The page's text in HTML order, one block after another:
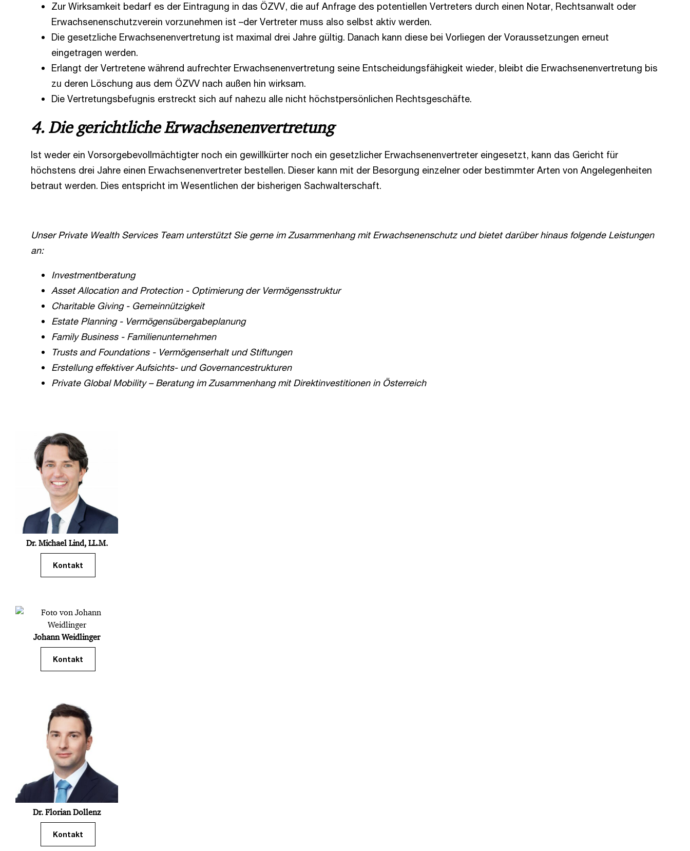
Zur Wirksamkeit bedarf es der Eintragung in das ÖZVV, die auf Anfrage des potentiellen Vertreters durch einen Notar, Rechtsanwalt oder
Erwachsenenschutzverein vorzunehmen ist –der Vertreter muss also selbst aktiv werden.
Die gesetzliche Erwachsenenvertretung ist maximal drei Jahre gültig. Danach kann diese bei Vorliegen der Voraussetzungen erneut
eingetragen werden.
Erlangt der Vertretene während aufrechter Erwachsenenvertretung seine Entscheidungsfähigkeit wieder, bleibt die Erwachsenenvertretung bis
zu deren Löschung aus dem ÖZVV nach außen hin wirksam.
Die Vertretungsbefugnis erstreckt sich auf nahezu alle nicht höchstpersönlichen Rechtsgeschäfte.
4. Die gerichtliche Erwachsenenvertretung
Ist weder ein Vorsorgebevollmächtigter noch ein gewillkürter noch ein gesetzlicher Erwachsenenvertreter eingesetzt, kann das Gericht für
höchstens drei Jahre einen Erwachsenenvertreter bestellen. Dieser kann mit der Besorgung einzelner oder bestimmter Arten von Angelegenheiten
betraut werden. Dies entspricht im Wesentlichen der bisherigen Sachwalterschaft.
Unser Private Wealth Services Team unterstützt Sie gerne im Zusammenhang mit Erwachsenenschutz und bietet darüber hinaus folgende Leistungen
an:
Investmentberatung
Asset Allocation and Protection - Optimierung der Vermögensstruktur
Charitable Giving - Gemeinnützigkeit
Estate Planning - Vermögensübergabeplanung
Family Business - Familienunternehmen
Trusts and Foundations - Vermögenserhalt und Stiftungen
Erstellung effektiver Aufsichts- und Governancestrukturen
Private Global Mobility – Beratung im Zusammenhang mit Direktinvestitionen in Österreich
Dr. Michael Lind, LL.M.
Kontakt
Johann Weidlinger
Kontakt
Dr. Florian Dollenz
Kontakt